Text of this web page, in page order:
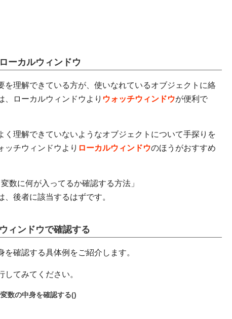
ーカルウィンドウ
を理解できている方が、使いなれているオブジェクトに絡
、ローカルウィンドウより ウォッチウィンドウが便利で
く理解できていないようなオブジェクトについて手探りを
ッチウィンドウより ローカルウィンドウのほうがおすすめ
数に何が入ってるか確認する方法」
後者に該当するはずです。
ィンドウで確認する
確認する具体例をご紹介します。
してみてください。
数の中身を確認する()